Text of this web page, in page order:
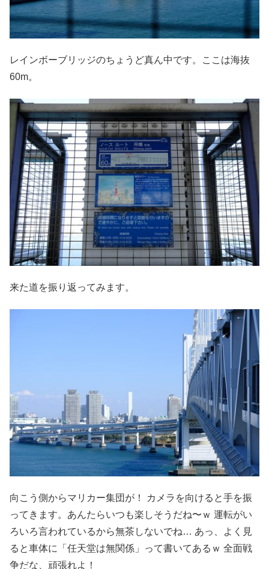
レインボーブリッジのちょうど真ん中です。ここは海抜
60m。
来た道を振り返ってみます。
向こう側からマリカー集団が！ カメラを向けると手を振
ってきます。あんたらいつも楽しそうだね〜ｗ 運転がい
ろいろ言われているから無茶しないでね… あっ、よく見
ると車体に「任天堂は無関係」って書いてあるｗ 全面戦
争だな、頑張れよ！